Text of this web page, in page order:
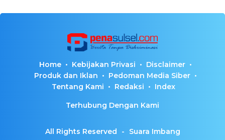
Home Kebijakan Privasi
Disclaimer
Produk dan Iklan
Pedoman Media Siber
Tentang Kami
Redaksi Index
Terhubung Dengan Kami
All Rights Reserved - Suara Imbang